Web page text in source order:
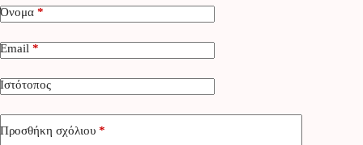
Όνομα *
Email *
Ιστότοπος
Προσθήκη σχόλιου *